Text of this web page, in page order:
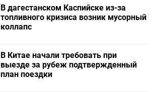
В дагестанском Каспийске из-за
топливного кризиса возник мусорный
коллапс
В Китае начали требовать при
выезде за рубеж подтвержденный
план поездки